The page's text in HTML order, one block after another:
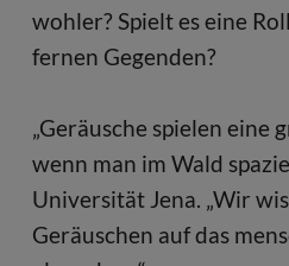
wohler? Spielt es eine
fernen Gegenden?
„Geräusche spielen
wenn man im Wald
Universität Jena. „Wir
Geräuschen auf das